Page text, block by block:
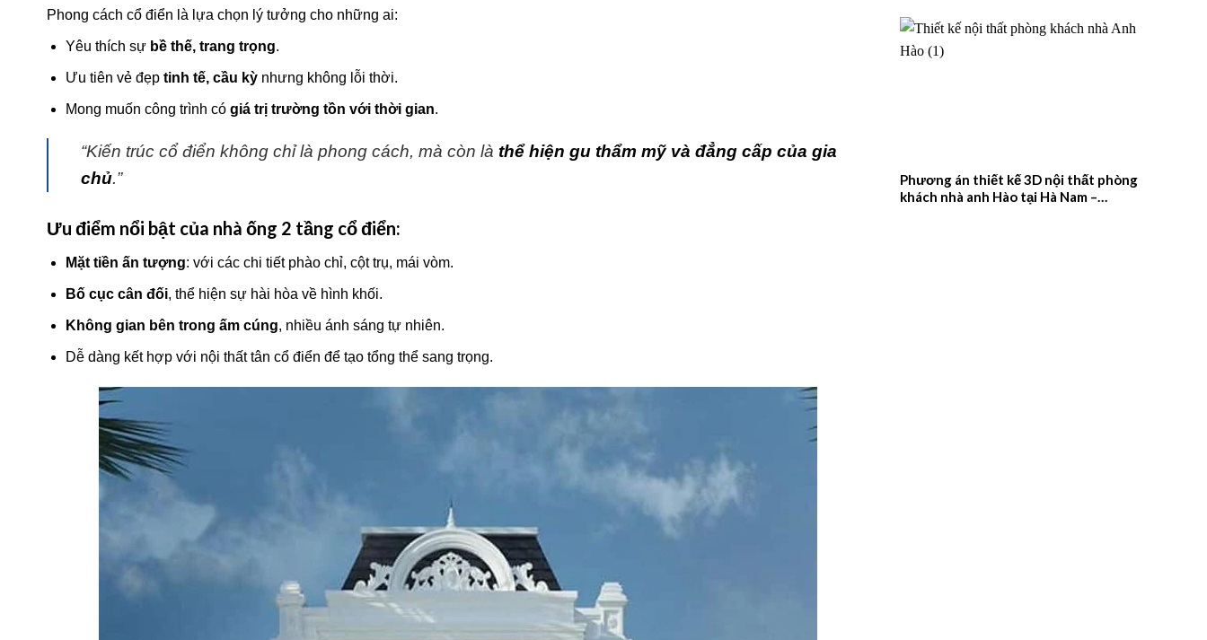
Phong cách cổ điển là lựa chọn lý tưởng cho những ai:
Yêu thích sự bề thế, trang trọng.
Ưu tiên vẻ đẹp tinh tế, cầu kỳnhưng không lỗi thời.
Mong muốn công trình có giá trị trường tồn với thời gian.
“Kiến trúc cổ điển không chỉ là phong cách, mà còn là thể hiện gu thẩm mỹ và đẳng cấp của gia
chủ.”
Ưu điểm nổi bật của nhà ống 2 tầng cổ điển:
Mặt tiền ấn tượng: với các chi tiết phào chỉ, cột trụ, mái vòm.
Bố cục cân đối, thể hiện sự hài hòa về hình khối.
Không gian bên trong ấm cúng, nhiều ánh sáng tự nhiên.
Dễ dàng kết hợp với nội thất tân cổ điển để tạo tổng thể sang trọng.
Phương án thiết kế 3D nội thất phòng
khách nhà anh Hào tại Hà Nam –